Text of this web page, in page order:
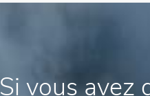
Si vous avez